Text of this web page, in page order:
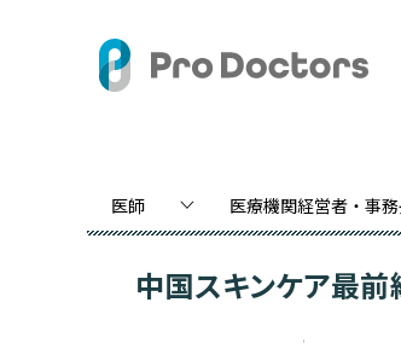
医師 医療機関経営者・事
中国スキンケア最